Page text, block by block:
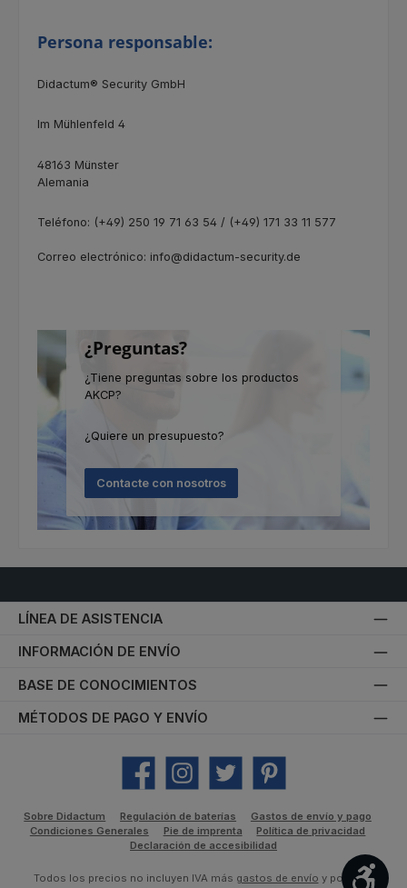
Persona responsable:
Didactum® Security GmbH
Im Mühlenfeld 4
48163 Münster
Alemania
Teléfono: (+49) 250 19 71 63 54 / (+49) 171 33 11 577
Correo electrónico: info@didactum-security.de
¿Preguntas?
¿Tiene preguntas sobre los productos
AKCP?
¿Quiere un presupuesto?
Contacte con nosotros
LÍNEA DE ASISTENCIA
INFORMACIÓN DE ENVÍO
BASE DE CONOCIMIENTOS
MÉTODOS DE PAGO Y ENVÍO
Facebook Instagram Twitter Pinterest
Sobre Didactum Regulación de baterías
Gastos de envío y pago
Condiciones Generales
Pie de imprenta
Política de privacidad
Declaración de accesibilidad
Todos los precios no incluyen IVA más gastos de envío y posibles